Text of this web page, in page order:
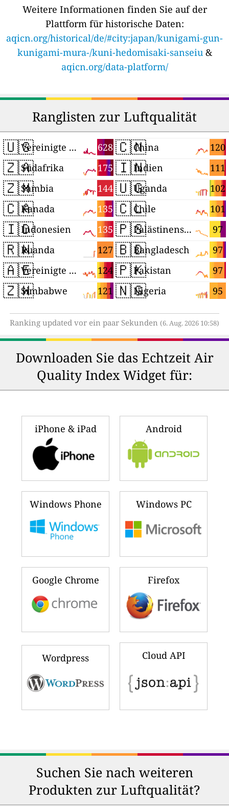
Weitere Informationen finden Sie auf der
Plattform für historische Daten:
aqicn.org/historical/de/#city:japan/kunigami-gun-
kunigami-mura-/kuni-hedomisaki-sanseiu&
aqicn.org/data-platform/
Ranglisten zur Luftqualität
🇺🇸 628
Vereinigte Staaten
🇿🇦 175
Südafrika
🇿🇲 144
Sambia
🇨🇦 135
Kanada
🇮🇩 135
Indonesien
🇷🇼 127
Ruanda
🇦🇪 124
Vereinigte Arabische Emirate
🇿🇼 121
Simbabwe
🇨🇳 120
China
🇮🇳 111
Indien
🇺🇬 102
Uganda
🇨🇱 101
Chile
🇵🇸 97
Palästinensische Autonomiegebiete
🇧🇩 97
Bangladesch
🇵🇰 97
Pakistan
🇳🇬 95
Nigeria
Ranking updated vor ein paar Sekunden (6. Aug. 2026 10:58)
Downloaden Sie das Echtzeit Air
Quality Index Widget für:
iPhone & iPad Android
Windows Phone Windows PC
Google Chrome Firefox
Wordpress Cloud API
Suchen Sie nach weiteren
Produkten zur Luftqualität?